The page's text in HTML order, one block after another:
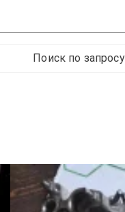
Поиск по запросу